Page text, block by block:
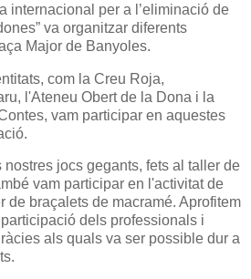
internacional per a l’eliminació de
va organitzar diferents
Major de Banyoles.
com la Creu Roja,
l'Ateneu Obert de la Dona i la
vam participar en aquestes
nostres jocs gegants, fets al taller de
vam participar en l'activitat de
de braçalets de macramé. Aprofitem
dels professionals i
als quals va ser possible dur a